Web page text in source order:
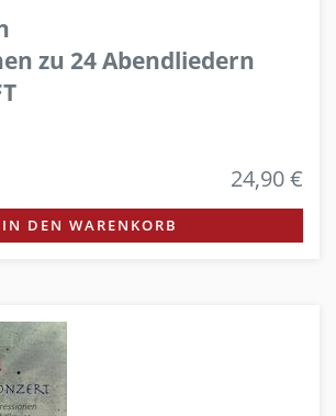
zu 24 Abendliedern
24,90 €
IN DEN WARENKORB